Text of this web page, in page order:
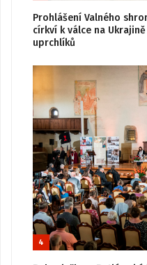
Prohlášení Valného
církví k válce na
uprchlíků
4